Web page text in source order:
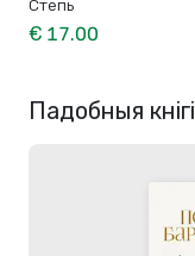
Степь
€ 17.00
Падобныя кнігі